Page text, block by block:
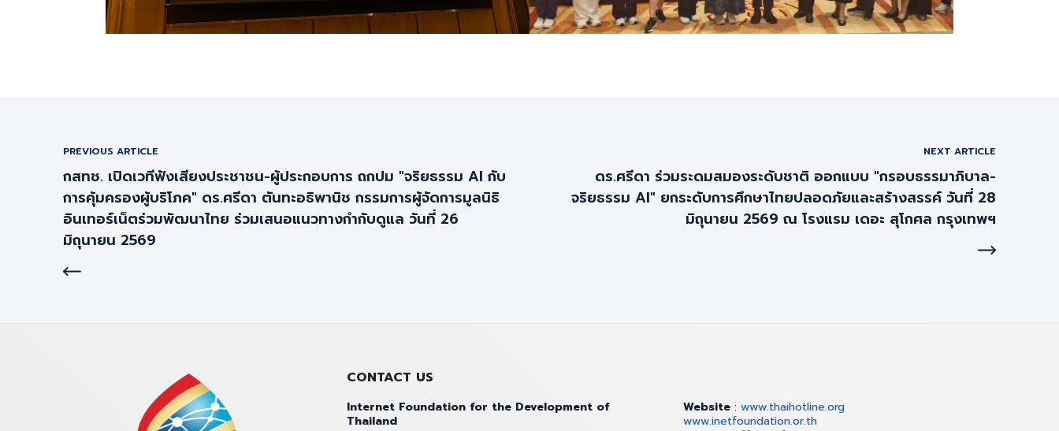
PREVIOUS ARTICLE
กสทช. เปิดเวทีฟังเสียงประชาชน-ผู้ประกอบการ ถกปม "จริยธรรม AI กับ
การคุ้มครองผู้บริโภค" ดร.ศรีดา ตันทะอธิพานิช กรรมการผู้จัดการมูลนิธิ
อินเทอร์เน็ตร่วมพัฒนาไทย ร่วมเสนอแนวทางกำกับดูแล วันที่ 26
มิถุนายน 2569
NEXT ARTICLE
ดร.ศรีดา ร่วมระดมสมองระดับชาติ ออกแบบ "กรอบธรรมาภิบาล-
จริยธรรม AI" ยกระดับการศึกษาไทยปลอดภัยและสร้างสรรค์ วันที่ 28
มิถุนายน 2569 ณ โรงแรม เดอะ สุโกศล กรุงเทพฯ
CONTACT US
Internet Foundation for the Development of
Thailand
Website: www.thaihotline.org
www.inetfoundation.or.th